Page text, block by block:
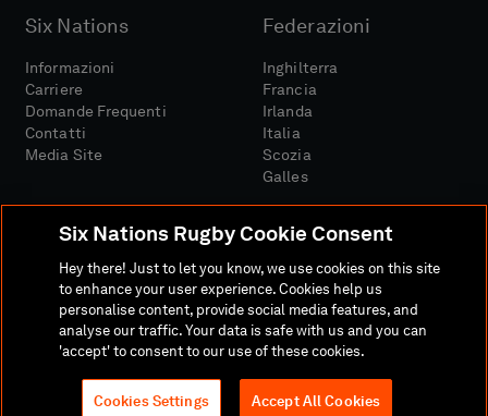
Six Nations
Informazioni
Carriere
Domande Frequenti
Contatti
Media Site
Federazioni
Inghilterra
Francia
Irlanda
Italia
Scozia
Galles
Sito MediaTermini E Condizioni
Politica Sulla RiservatezzaInformativa Sui Cookie
Politica Sociale E Digitale
Six Nations Rugby Cookie Consent
Hey there! Just to let you know, we use cookies on this site
to enhance your user experience. Cookies help us
personalise content, provide social media features, and
analyse our traffic. Your data is safe with us and you can
'accept' to consent to our use of these cookies.
Cookies Settings Accept All Cookies